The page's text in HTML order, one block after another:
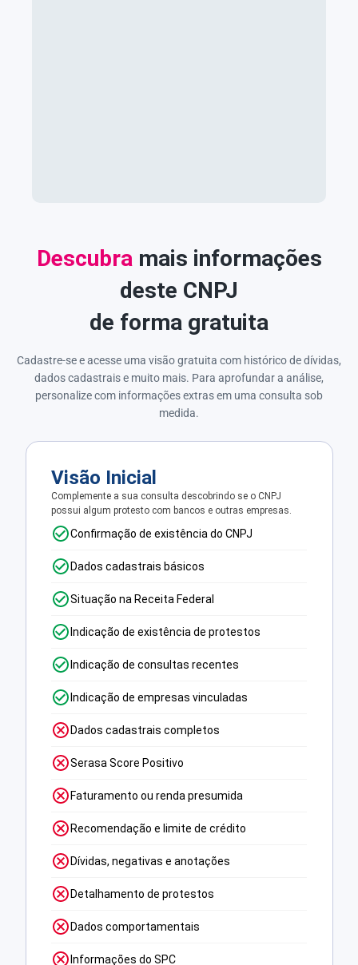
Descubra mais informações
deste CNPJ
de forma gratuita
Cadastre-se e acesse uma visão gratuita com histórico de dívidas,
dados cadastrais e muito mais. Para aprofundar a análise,
personalize com informações extras em uma consulta sob
medida.
Visão Inicial
Complemente a sua consulta descobrindo se o CNPJ
possui algum protesto com bancos e outras empresas.
Confirmação de existência do CNPJ
Dados cadastrais básicos
Situação na Receita Federal
Indicação de existência de protestos
Indicação de consultas recentes
Indicação de empresas vinculadas
Dados cadastrais completos
Serasa Score Positivo
Faturamento ou renda presumida
Recomendação e limite de crédito
Dívidas, negativas e anotações
Detalhamento de protestos
Dados comportamentais
Informações do SPC